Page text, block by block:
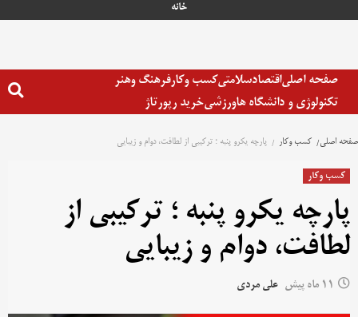
خانه
صفحه اصلیاقتصادسلامتیکسب وکارفرهنگ وهنر
تکنولوژی و دانشگاه هاورزشیخرید رپورتاژ
صفحه اصلی کسب وکار پارچه یکرو پنبه ؛ ترکیبی از لطافت، دوام و زیبایی
کسب وکار
پارچه یکرو پنبه ؛ ترکیبی از
لطافت، دوام و زیبایی
11 ماه پیش علی مردی